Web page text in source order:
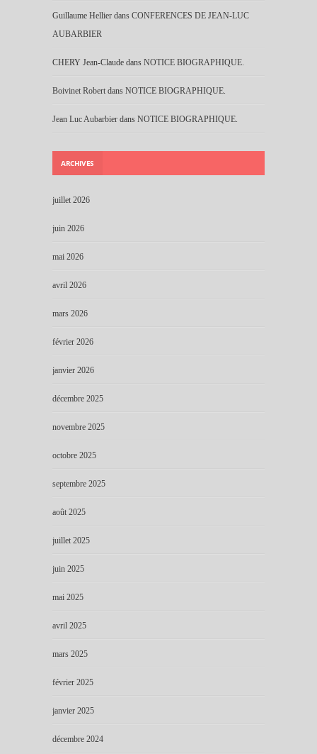
Guillaume Hellier dans CONFERENCES DE JEAN-LUC
AUBARBIER
CHERY Jean-Claude dans NOTICE BIOGRAPHIQUE.
Boivinet Robert dans NOTICE BIOGRAPHIQUE.
Jean Luc Aubarbier dans NOTICE BIOGRAPHIQUE.
ARCHIVES
juillet 2026
juin 2026
mai 2026
avril 2026
mars 2026
février 2026
janvier 2026
décembre 2025
novembre 2025
octobre 2025
septembre 2025
août 2025
juillet 2025
juin 2025
mai 2025
avril 2025
mars 2025
février 2025
janvier 2025
décembre 2024